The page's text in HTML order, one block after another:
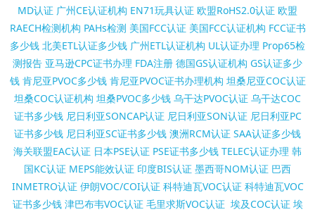
MD认证 广州CE认证机构 EN71玩具认证 欧盟RoHS2.0认证 欧盟
RAECH检测机构 PAHs检测 美国FCC认证 美国FCC认证机构 FCC证书
多少钱 北美ETL认证多少钱 广州ETL认证机构 UL认证办理 Prop65检
测报告 亚马逊CPC证书办理 FDA注册 德国GS认证机构 GS认证多少
钱 肯尼亚PVOC多少钱 肯尼亚PVOC证书办理机构 坦桑尼亚COC认证
坦桑COC认证机构 坦桑PVOC多少钱 乌干达PVOC认证 乌干达COC
证书多少钱 尼日利亚SONCAP认证 尼日利亚SON认证 尼日利亚PC
证书多少钱 尼日利亚SC证书多少钱 澳洲RCM认证 SAA认证多少钱
海关联盟EAC认证 日本PSE认证 PSE证书多少钱 TELEC认证办理 韩
国KC认证 MEPS能效认证 印度BIS认证 墨西哥NOM认证 巴西
INMETRO认证 伊朗VOC/COI认证 科特迪瓦VOC认证 科特迪瓦VOC
证书多少钱 津巴布韦VOC认证 毛里求斯VOC认证 埃及COC认证 埃